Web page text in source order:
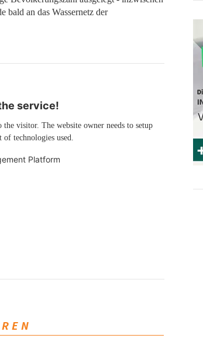
bald an das Wassernetz der
service!
visitor. The website owner needs to setup
technologies used.
Platform